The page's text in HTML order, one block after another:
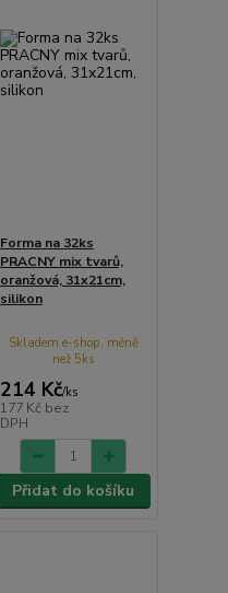
Forma na 32ks
PRACNY mix tvarů,
oranžová, 31x21cm,
silikon
214 Kč/ks
177 Kč bez
DPH
Skladem e-shop, méně
než 5ks
Přidat do košíku